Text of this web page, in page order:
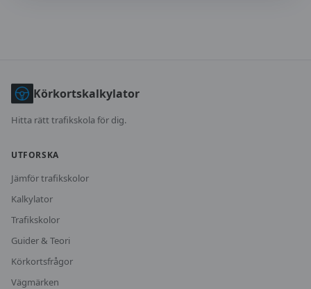
Körkortskalkylator
Hitta rätt trafikskola för dig.
UTFORSKA
Jämför trafikskolor
Kalkylator
Trafikskolor
Guider & Teori
Körkortsfrågor
Vägmärken